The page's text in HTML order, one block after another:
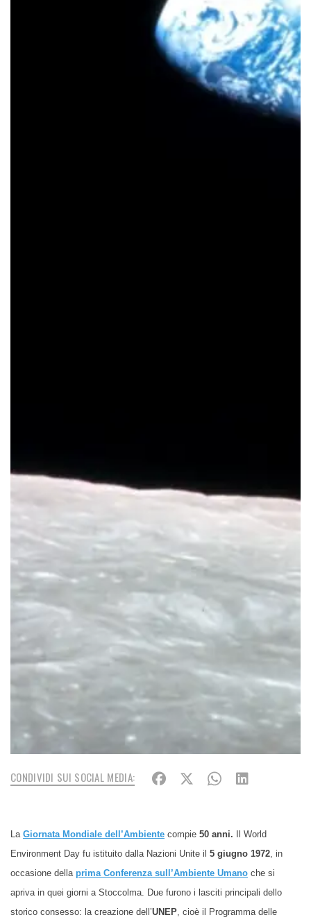
CONDIVIDI SUI SOCIAL MEDIA:
La Giornata Mondiale dell’Ambiente compie 50 anni. Il World
Environment Day fu istituito dalla Nazioni Unite il 5 giugno 1972 , in
occasione della prima Conferenza sull’Ambiente Umano che si
apriva in quei giorni a Stoccolma. Due furono i lasciti principali dello
storico consesso: la creazione dell’UNEP , cioè il Programma delle